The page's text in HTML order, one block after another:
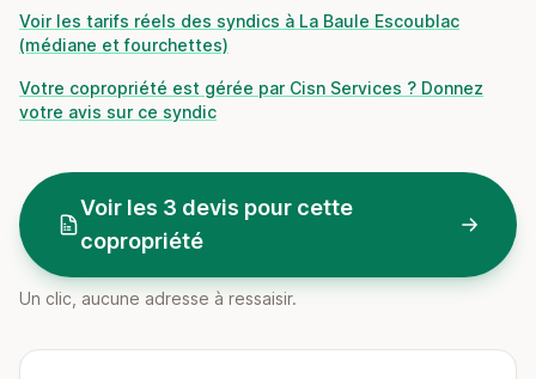
Voir les tarifs réels des syndics à La Baule Escoublac
(médiane et fourchettes)
Votre copropriété est gérée par Cisn Services ? Donnez
votre avis sur ce syndic
Voir les 3 devis pour cette
copropriété
Un clic, aucune adresse à ressaisir.